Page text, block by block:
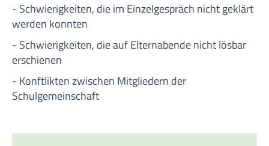
- Schwierigkeiten, die im Einzelgespräch nicht geklärt
werden konnten
- Schwierigkeiten, die auf Elternabende nicht lösbar
erschienen
- Konftlikten zwischen Mitgliedern der
Schulgemeinschaft